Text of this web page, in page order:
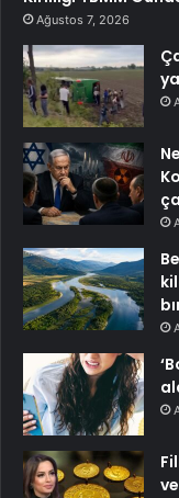
Ağustos 7, 2026